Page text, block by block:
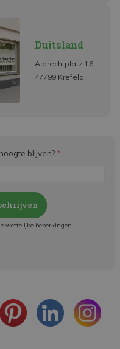
Duitsland
Albrechtplatz 16
47799 Krefeld
blijven? *
wettelijke beperkingen